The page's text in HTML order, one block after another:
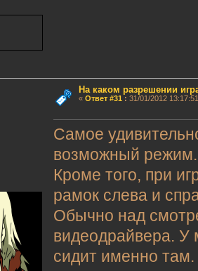
На каком разрешении
« Ответ #31 : 31/01/2012
Самое
возможный режим.
Кроме того, при
рамок слева и
Обычно над
видеодрайвера. У
сидит именно там.